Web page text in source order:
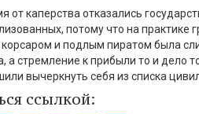
от каперства отказались
, потому что на
и подлым пиратом была
а стремление к прибыли то и дело
вычеркнуть себя из списка
ссылкой: